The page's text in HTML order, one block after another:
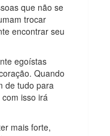
que não se
trocar
encontrar seu
egoístas
Quando
de tudo para
isso irá
mais forte,